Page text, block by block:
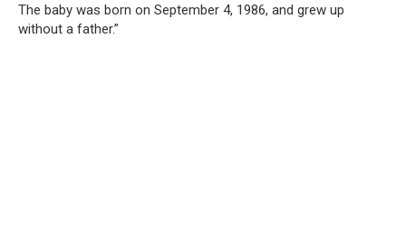
The baby was born on September 4, 1986, and grew up
without a father.”